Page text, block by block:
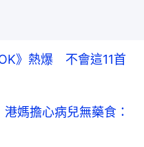
》熱爆 不會這11首
媽擔心病兒無藥食：